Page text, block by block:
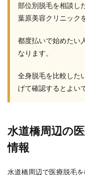
部位別脱毛を相談し
葉原美容クリニック
都度払いで始めたい
なります。
全身脱毛を比較した
げて確認するとよい
水道橋周辺の
情報
水道橋周辺で医療脱毛